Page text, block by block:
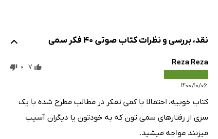
نقد، بررسی و نظرات کتاب صوتی 40 فکر سمی
Reza Reza
۱۴۰۰/۱۰/۰۶
7
0
کتاب خوبیه، احتمالا با کمی تفکر در مطالب مطرح شده با یک
سری از رفتارهای سمی تون که به خودتون یا دیگران آسیب
میزنند مواجه میشید.